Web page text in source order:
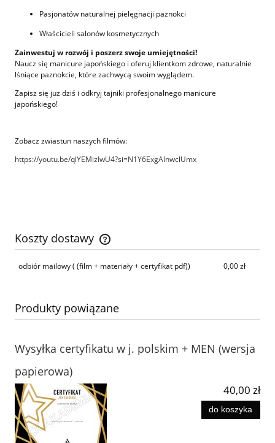
Pasjonatów naturalnej pielęgnacji paznokci
Właścicieli salonów kosmetycznych
Zainwestuj w rozwój i poszerz swoje umiejętności!
Naucz się manicure japońskiego i oferuj klientkom zdrowe, naturalnie
lśniące paznokcie, które zachwycą swoim wyglądem.
Zapisz się już dziś i odkryj tajniki profesjonalnego manicure
japońskiego!
Zobacz zwiastun naszych filmów:
https://youtu.be/qlYEMizIwU4?si=N1Y6ExgAlnwclUmx
Koszty dostawy
Cena nie zawiera ewentualnych kosztów płatności
odbiór mailowy( (film + materiały + certyfikat pdf)) 0,00 zł
Produkty powiązane
Wysyłka certyfikatu w j. polskim + MEN (wersja
papierowa)
40,00 zł
do koszyka